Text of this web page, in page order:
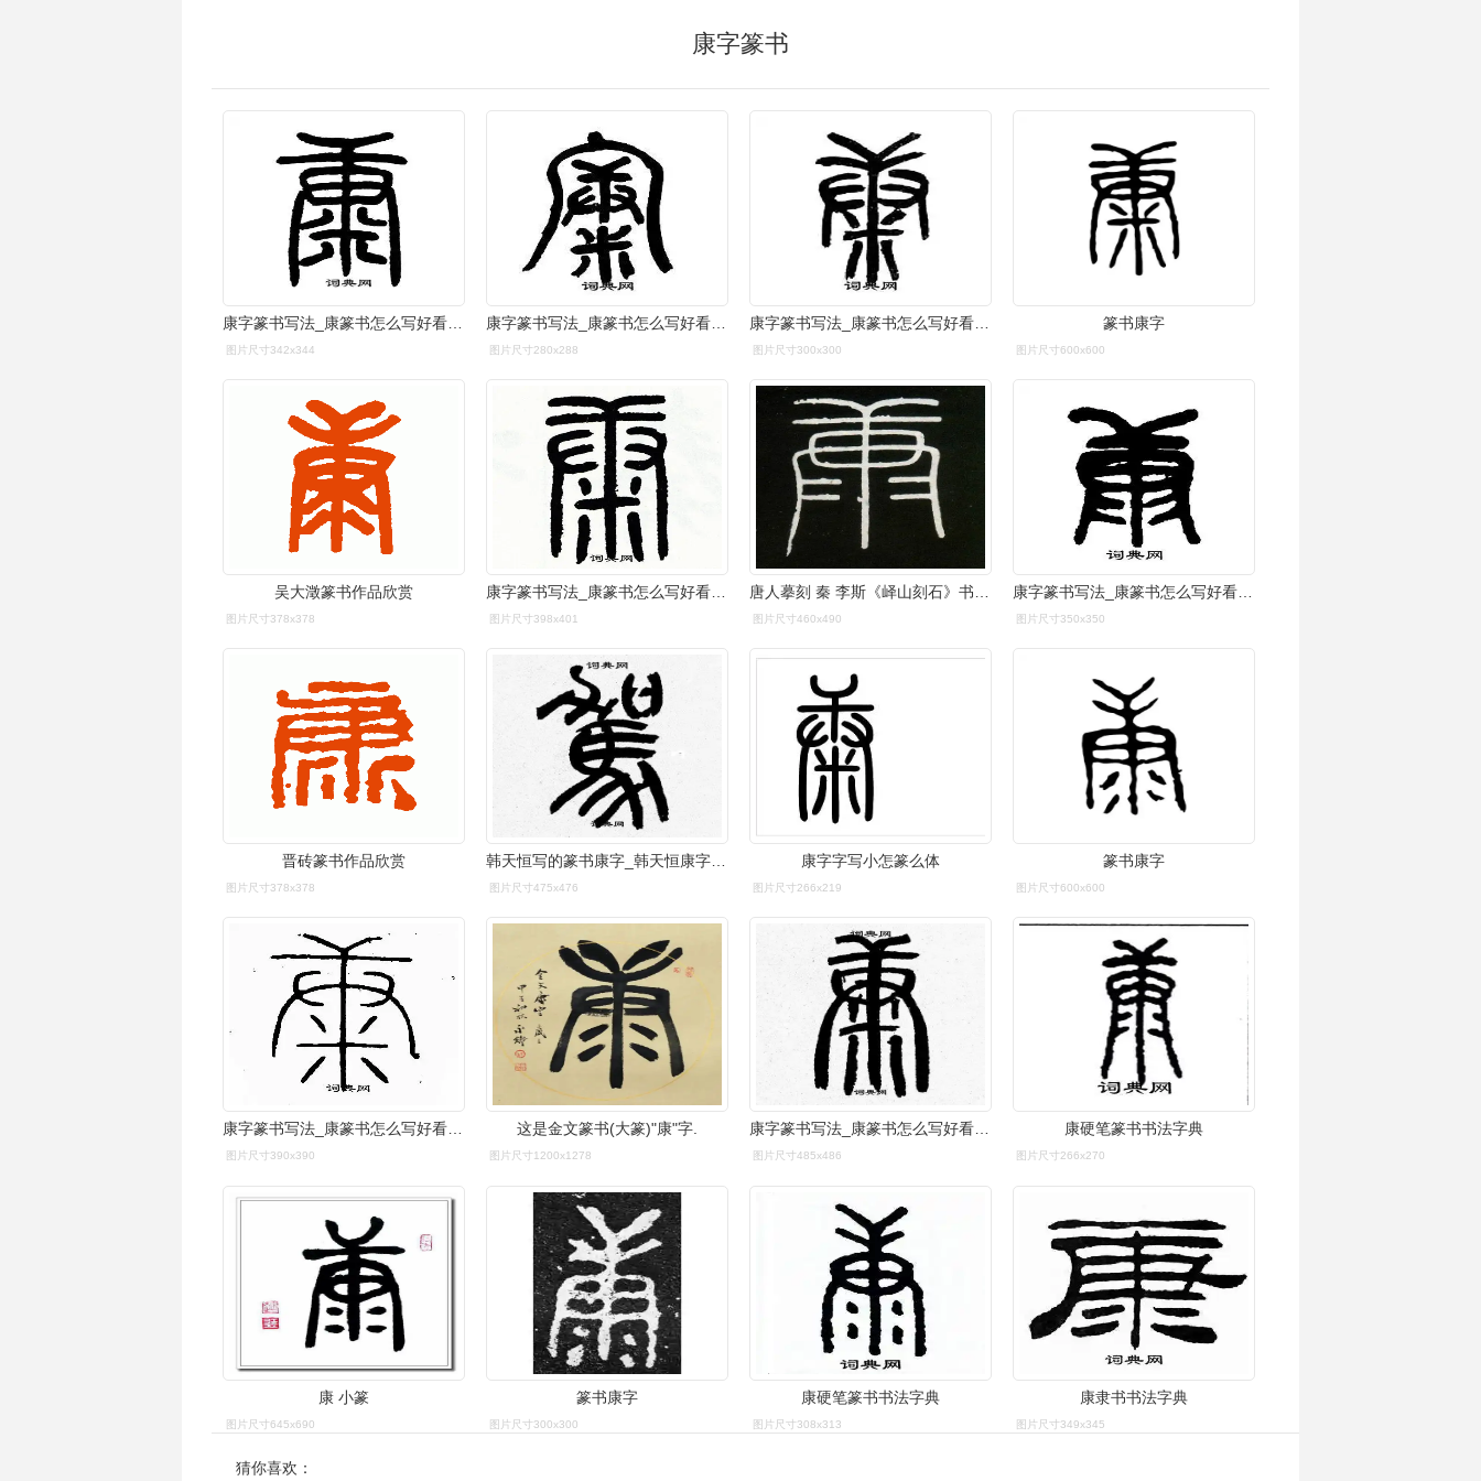
康字篆书
康字篆书写法_康篆书怎么写好看_康书法图片_词典网
图片尺寸342x344
康字篆书写法_康篆书怎么写好看_康书法图片_词典网
图片尺寸280x288
康字篆书写法_康篆书怎么写好看_康书法图片_词典网
图片尺寸300x300
篆书康字
图片尺寸600x600
吴大澂篆书作品欣赏
图片尺寸378x378
康字篆书写法_康篆书怎么写好看_康书法图片_词典网
图片尺寸398x401 图片尺寸460x490 图片尺寸350x350
晋砖篆书作品欣赏
图片尺寸378x378
韩天恒写的篆书康字_韩天恒康字篆书写法_韩天恒康书法图片_词典网
图片尺寸475x476
康字字写小怎篆么体
图片尺寸266x219
篆书康字
图片尺寸600x600
康字篆书写法_康篆书怎么写好看_康书法图片_词典网
图片尺寸390x390
这是金文篆书(大篆)"康"字.
图片尺寸1200x1278
康字篆书写法_康篆书怎么写好看_康书法图片_词典网
图片尺寸485x486
康硬笔篆书书法字典
图片尺寸266x270
康 小篆
图片尺寸645x690
篆书康字
图片尺寸300x300
康硬笔篆书书法字典
图片尺寸308x313
康隶书书法字典
图片尺寸349x345
猜你喜欢：